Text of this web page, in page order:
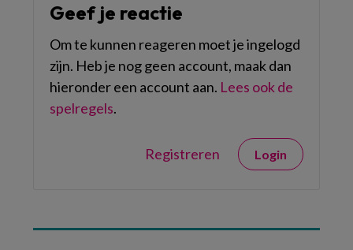
Geef je reactie
Om te kunnen reageren moet je ingelogd
zijn. Heb je nog geen account, maak dan
hieronder een account aan. Lees ook de
spelregels.
Registreren Login